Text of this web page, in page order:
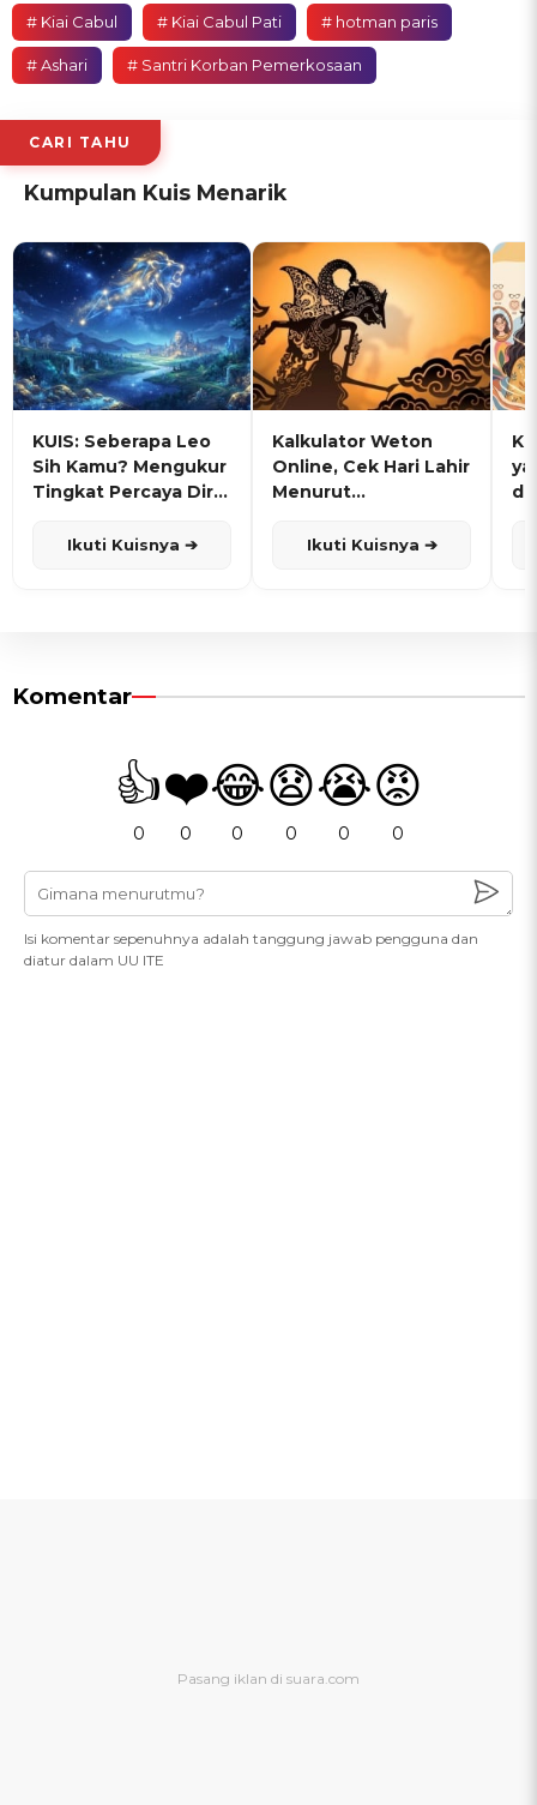
# Kiai Cabul # Kiai Cabul Pati # hotman paris
# Ashari # Santri Korban Pemerkosaan
CARI TAHU
Kumpulan Kuis Menarik
KUIS: Seberapa Leo
Sih Kamu? Mengukur
Tingkat Percaya Diri
Ikuti Kuisnya ➔
Kalkulator Weton
Online, Cek Hari Lahir
Menurut
Ikuti Kuisnya ➔
Komentar
👍
0
❤️
0
😂
0
😧
0
😭
0
😡
0
Isi komentar sepenuhnya adalah tanggung jawab pengguna dan
diatur dalam UU ITE